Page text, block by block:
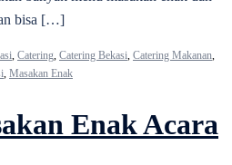
bisa […]
, Catering, Catering Bekasi, Catering Makanan,
, Masakan Enak
Enak Acara